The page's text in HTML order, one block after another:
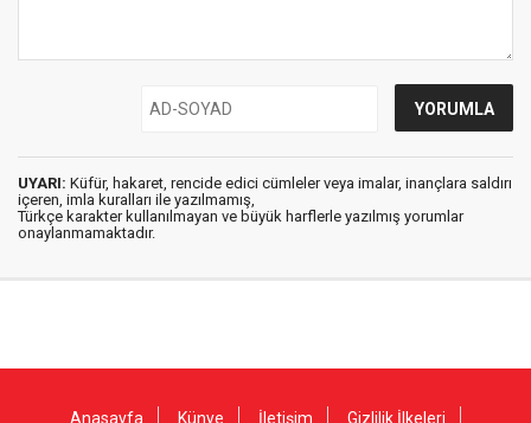
UYARI: Küfür, hakaret, rencide edici cümleler veya imalar, inançlara saldırı
içeren, imla kuralları ile yazılmamış,
Türkçe karakter kullanılmayan ve büyük harflerle yazılmış yorumlar
onaylanmamaktadır.
Anasayfa Künye İletişim Gizlilik İlkeleri